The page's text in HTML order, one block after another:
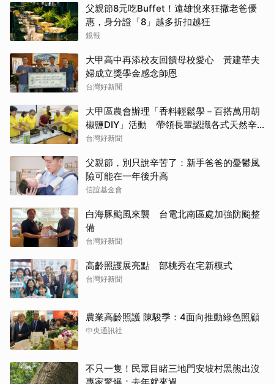
父親節8元吃Buffet！遠雄悅來狂撒老爸優
惠，身分證「8」越多折扣越狂
鏡報
大甲高中再添校友回饋母校愛心 黃建華夫
婦成立獎學金感念師恩
台灣好新聞
大甲區農會辦理「香料輕鬆學－百搭萬用胡
椒鹽DIY」活動 帶領長輩認識各式天然辛
香料
台灣好新聞
父親節，別只說辛苦了：新手爸爸的憂鬱風
險可能在一年後升高
信誼基金會
白海豚颱風來襲 台電北南區處加強防颱整
備
台灣好新聞
高齡照護展亮點 部桃秀在宅新模式
台灣好新聞
農業高齡照護 陳駿季：4面向推動綠色照顧
中央通訊社
不只一隻！民眾目睹三地門安坡村黑熊出沒
專家驚爆：去年就來過